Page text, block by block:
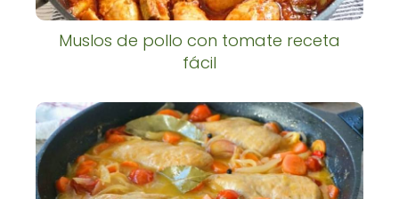
Muslos de pollo con tomate receta
fácil